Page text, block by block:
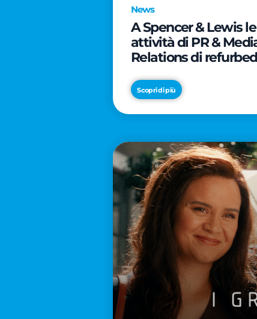
News
A Spencer & Lewis le
attività di PR &
Relations di refurbed
Scopri di più